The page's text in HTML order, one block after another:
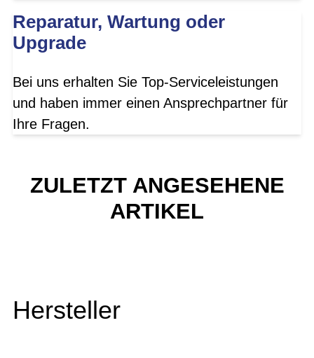
Reparatur, Wartung oder
Upgrade
Bei uns erhalten Sie Top-Serviceleistungen
und haben immer einen Ansprechpartner für
Ihre Fragen.
ZULETZT ANGESEHENE
ARTIKEL
Hersteller